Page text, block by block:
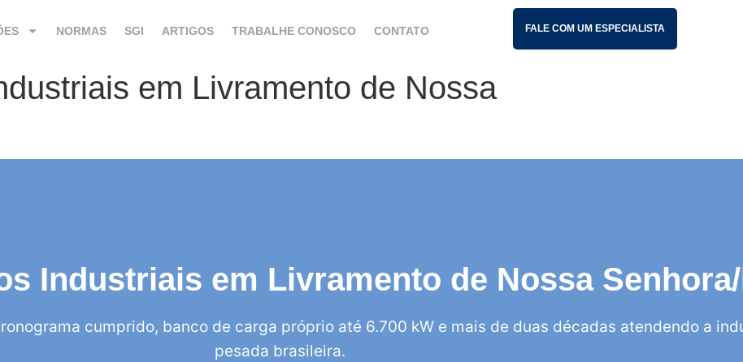
NORMAS SGI ARTIGOS TRABALHE CONOSCO CONTATO FALE COM UM ESPECIALISTA
em Livramento de Nossa
Industriais em Livramento de Nossa
cumprido, banco de carga próprio até 6.700 kW e mais de duas décadas atendendo a
pesada brasileira.